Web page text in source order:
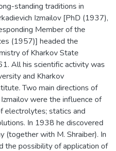
standing traditions in
Izmailov [PhD (1937),
Member of the
(1957)] headed the
of Kharkov State
All his scientific activity was
and Kharkov
Two main directions of
were the influence of
electrolytes; statics and
In 1938 he discovered
(together with M. Shraiber). In
the possibility of application of